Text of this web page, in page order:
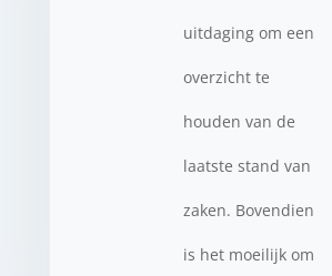
uitdaging om een
​​overzicht te
houden van de
laatste stand van
zaken. Bovendien
is het moeilijk om